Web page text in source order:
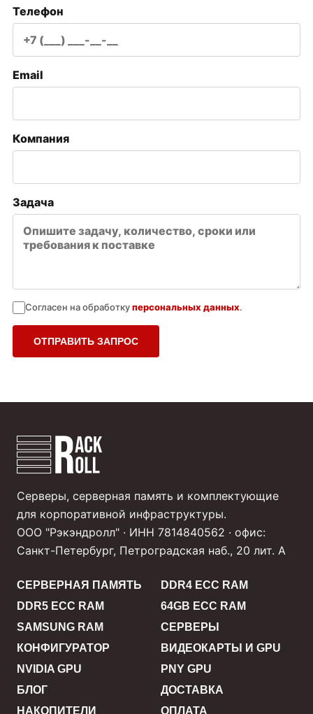
Телефон
Email
Компания
Задача
Согласен на обработкуперсональных данных.
ОТПРАВИТЬ ЗАПРОС
Серверы, серверная память и комплектующие
для корпоративной инфраструктуры.
ООО "Рэкэндролл" · ИНН 7814840562 · офис:
Санкт-Петербург, Петроградская наб., 20 лит. А
СЕРВЕРНАЯ ПАМЯТЬ
DDR4 ECC RAM
DDR5 ECC RAM
64GB ECC RAM
SAMSUNG RAM
СЕРВЕРЫ
КОНФИГУРАТОР
ВИДЕОКАРТЫ И GPU
NVIDIA GPU
PNY GPU
БЛОГ
ДОСТАВКА
НАКОПИТЕЛИ
ОПЛАТА